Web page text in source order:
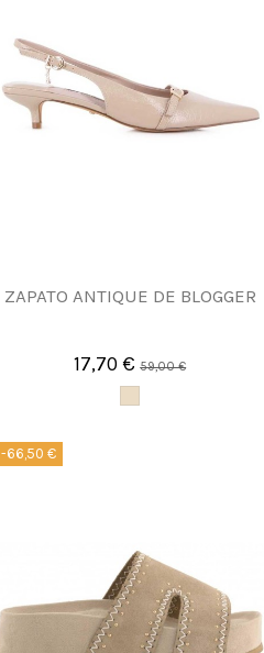
ZAPATO ANTIQUE DE BLOGGER
17,70 €59,00 €
-66,50 €